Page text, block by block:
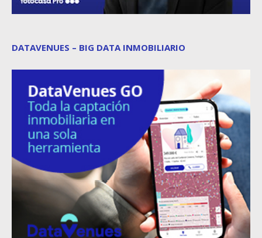
DATAVENUES – BIG DATA INMOBILIARIO